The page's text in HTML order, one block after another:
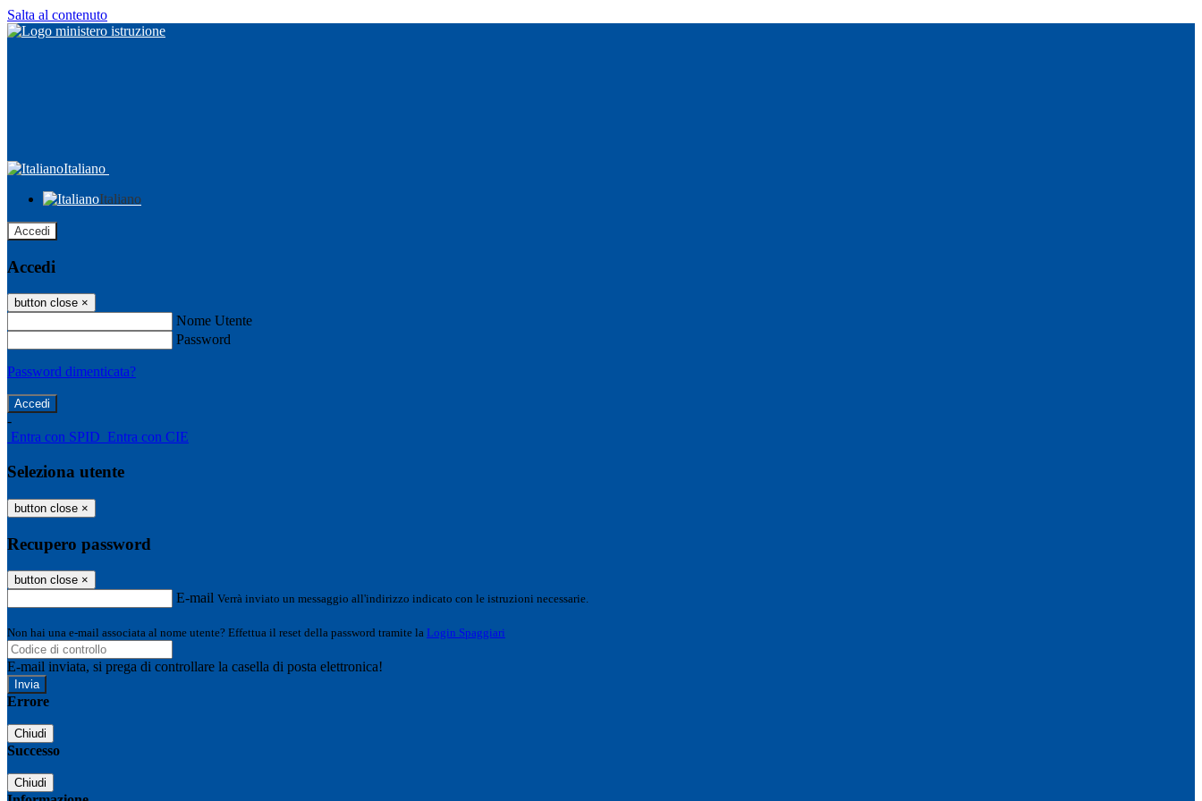
Salta al contenuto
Italiano
Italiano
Accedi
Accedi
button close ×
Nome Utente
Password
Password dimenticata?
-
Entra con SPID Entra con CIE
Seleziona utente
button close ×
Recupero password
button close ×
E-mail Verrà inviato un messaggio all'indirizzo indicato con le istruzioni necessarie.
Non hai una e-mail associata al nome utente? Effettua il reset della password tramite la Login Spaggiari
E-mail inviata, si prega di controllare la casella di posta elettronica!
Errore
Chiudi
Successo
Chiudi